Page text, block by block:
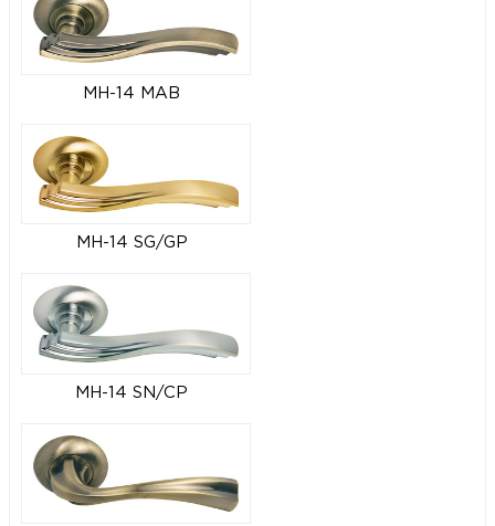
MH-14 MAB
MH-14 SG/GP
MH-14 SN/CP